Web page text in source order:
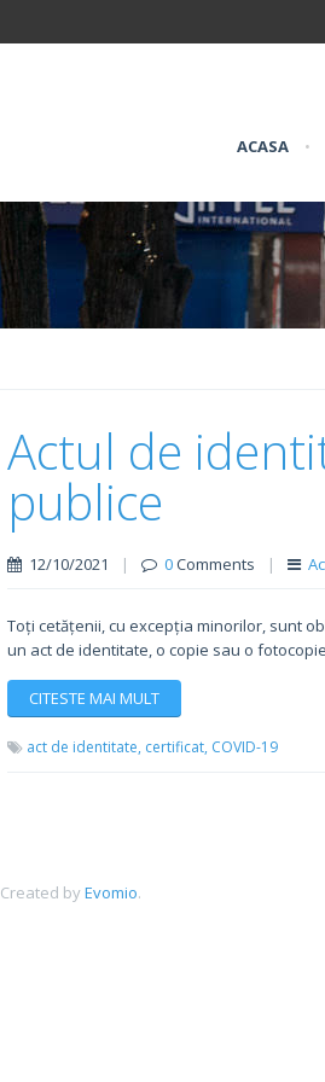
ACASA •
Actul de
publice
12/10/2021 | 0Comments |
Toți cetățenii, cu excepția minorilor, sunt
un act de identitate, o copie sau o
CITESTE MAI MULT
act de identitate, certificat, COVID-19
Created byEvomio.